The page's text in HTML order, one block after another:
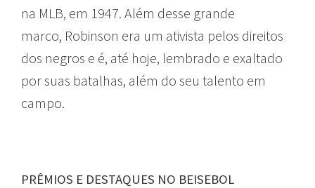
na MLB, em 1947. Além desse grande
marco, Robinson era um ativista pelos direitos
dos negros e é, até hoje, lembrado e exaltado
por suas batalhas, além do seu talento em
campo.
PRÊMIOS E DESTAQUES NO BEISEBOL